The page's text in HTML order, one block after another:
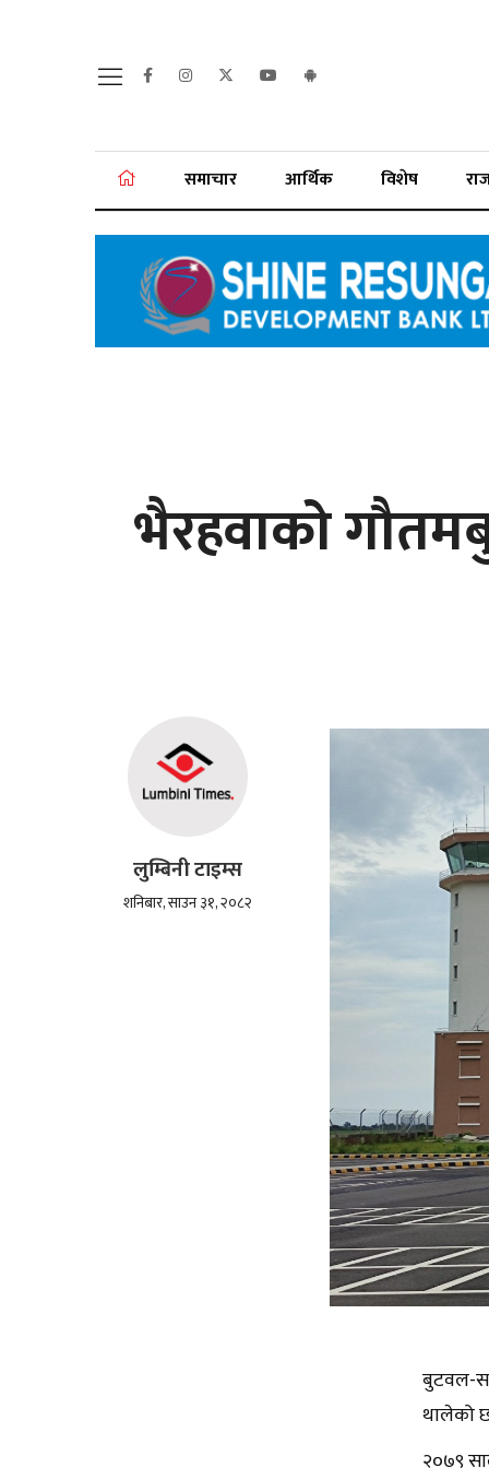
समाचार आर्थिक विशेष
भैरहवाको
लुम्बिनी टाइम्स
शनिबार, साउन ३१, २०८२
बुटवल-
थालेको
२०७९